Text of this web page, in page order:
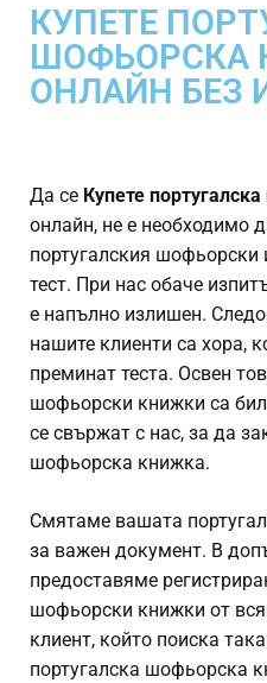
КУПЕТЕ
ШОФЬОРСКА
ОНЛАЙН БЕЗ
Да се Купете
онлайн, не е необходимо
португалския шофьорски
тест. При нас обаче
е напълно излишен.
нашите клиенти са хора,
преминат теста. Освен
шофьорски книжки са
се свържат с нас, за да
шофьорска книжка.
Смятаме вашата
за важен документ. В
предоставяме
шофьорски книжки от
клиент, който поиска
португалска шофьорска